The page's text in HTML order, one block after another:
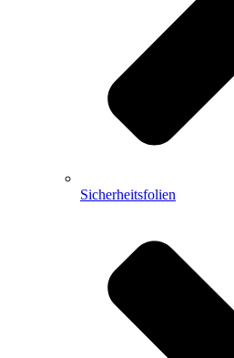
Sicherheitsfolien